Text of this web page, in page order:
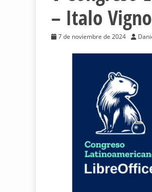
– Italo
7 de noviembre de 2024